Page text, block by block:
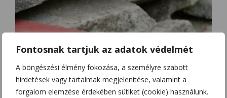
Fontosnak tartjuk az adatok védelmét
A böngészési élmény fokozása, a személyre szabott
hirdetések vagy tartalmak megjelenítése, valamint a
forgalom elemzése érdekében sütiket (cookie) használunk.